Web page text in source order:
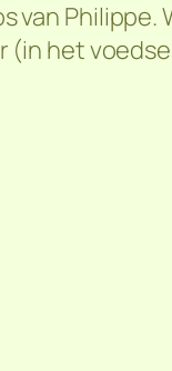
Philippe.
het